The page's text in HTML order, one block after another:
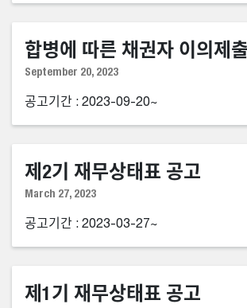
합병에 따른 채권자 이의제
September 20, 2023
공고기간 : 2023-09-20~
제2기 재무상태표 공고
March 27, 2023
공고기간 : 2023-03-27~
제1기 재무상태표 공고